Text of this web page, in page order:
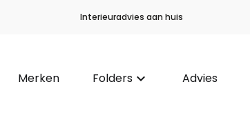
Interieuradvies aan huis
Merken Folders keyboard_arrow_down Advies